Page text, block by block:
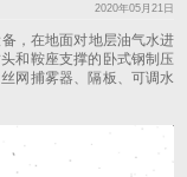
2020年05月21日
，在地面对地层油气水进
和鞍座支撑的卧式钢制压
网捕雾器、隔板、可调水